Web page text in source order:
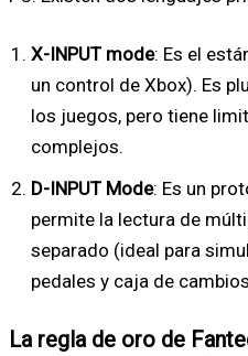
X-INPUT mode: Es el
un control de Xbox). Es
los juegos, pero tiene
complejos.
D-INPUT Mode: Es un
permite la lectura de
separado (ideal para
pedales y caja de
La regla de oro de